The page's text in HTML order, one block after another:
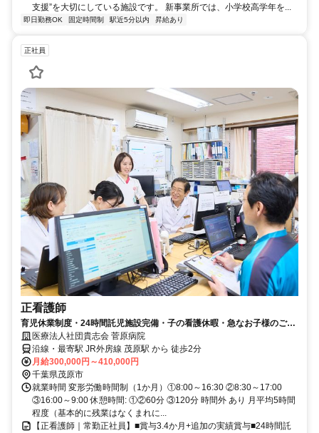
支援”を大切にしている施設です。 新事業所では、小学校高学年を...
即日勤務OK 固定時間制 駅近5分以内 昇給あり
正社員
正看護師
育児休業制度・24時間託児施設完備・子の看護休暇・急なお子様のご病
気でのお休みが可能など子育てしながらでも勤務しやすい体制です！
医療法人社団貴志会 菅原病院
沿線・最寄駅 JR外房線 茂原駅 から 徒歩2分
月給300,000円～410,000円
千葉県茂原市
就業時間 変形労働時間制（1か月）①8:00～16:30 ②8:30～17:00
③16:00～9:00 休憩時間: ①②60分 ③120分 時間外 あり 月平均5時間
程度（基本的に残業はなくまれに...
【正看護師｜常勤正社員】■賞与3.4か月+追加の実績賞与■24時間託